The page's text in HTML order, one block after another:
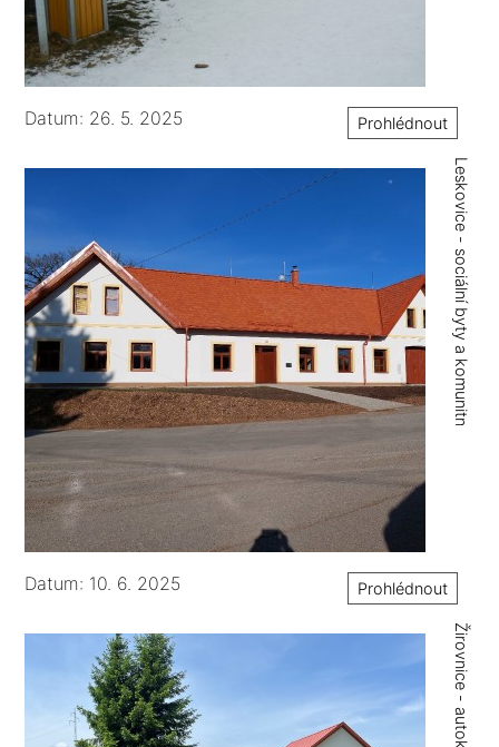
Datum: 26. 5. 2025 Prohlédnout
Leskovice - sociální byty a komunitní centrum
Datum: 10. 6. 2025 Prohlédnout